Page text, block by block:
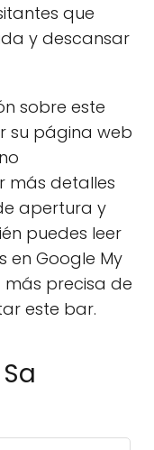
que
y descansar
sobre este
su página web
más detalles
apertura y
puedes leer
en Google My
más precisa de
este bar.